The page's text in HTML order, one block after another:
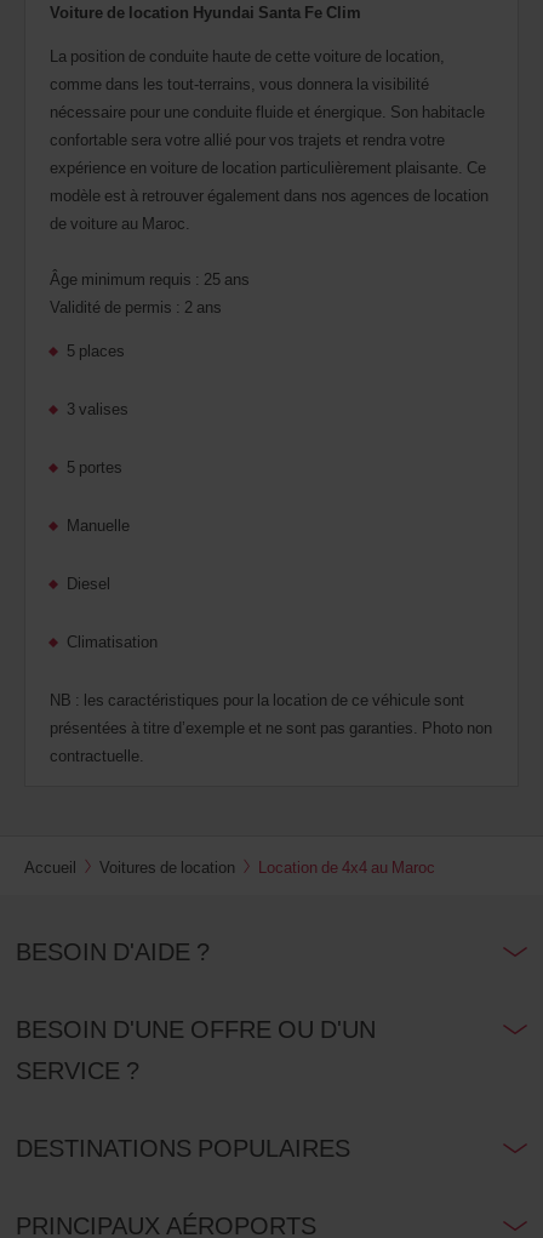
Voiture de location Hyundai Santa Fe Clim
La position de conduite haute de cette voiture de location,
comme dans les tout-terrains, vous donnera la visibilité
nécessaire pour une conduite fluide et énergique. Son habitacle
confortable sera votre allié pour vos trajets et rendra votre
expérience en voiture de location particulièrement plaisante. Ce
modèle est à retrouver également dans nos agences de location
de voiture au Maroc.
Âge minimum requis : 25 ans
Validité de permis : 2 ans
5 places
3 valises
5 portes
Manuelle
Diesel
Climatisation
NB : les caractéristiques pour la location de ce véhicule sont
présentées à titre d’exemple et ne sont pas garanties. Photo non
contractuelle.
Accueil Voitures de location Location de 4x4 au Maroc
BESOIN D'AIDE ?
BESOIN D'UNE OFFRE OU D'UN
SERVICE ?
DESTINATIONS POPULAIRES
PRINCIPAUX AÉROPORTS